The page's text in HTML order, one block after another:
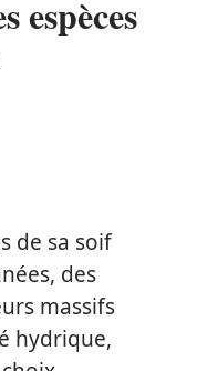
espèces
de sa soif
des
massifs
hydrique,